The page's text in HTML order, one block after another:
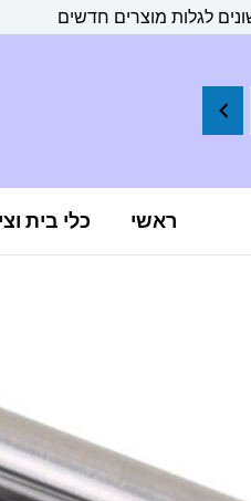
לגלות מוצרים חדשים
ראשי כלי בית